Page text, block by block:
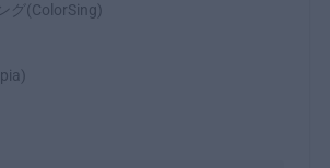
グ(ColorSing)